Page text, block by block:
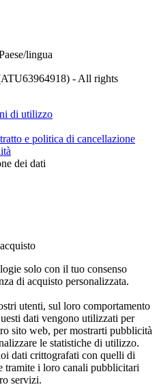
lingua
- All rights
di utilizzo
e politica di cancellazione
dei dati
solo con il tuo consenso
di acquisto personalizzata.
utenti, sul loro comportamento
dati vengono utilizzati per
sito web, per mostrarti pubblicità
le statistiche di utilizzo.
dati crittografati con quelli di
tramite i loro canali pubblicitari
servizi.